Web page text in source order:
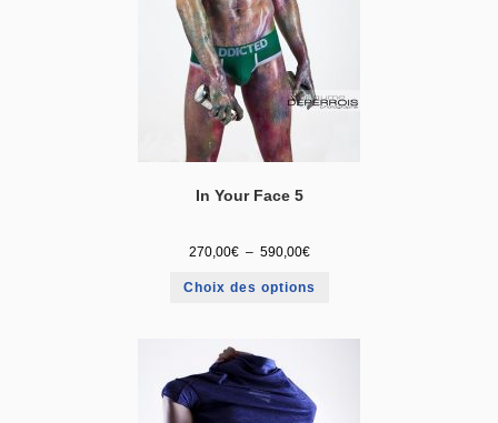
In Your Face 5
270,00€ – 590,00€
Choix des options